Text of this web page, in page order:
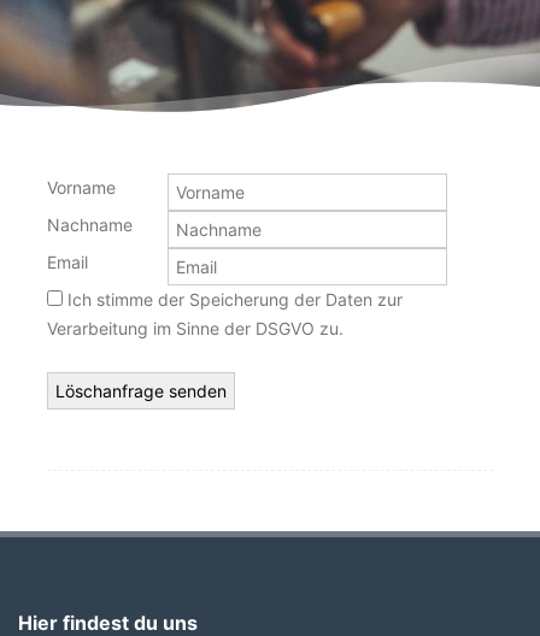
Vorname
Nachname
Email
Ich stimme der Speicherung der Daten zur
Verarbeitung im Sinne der DSGVO zu.
Hier findest du uns